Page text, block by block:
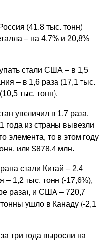
(41,8 тыс. тонн)
– на 4,7% и 20,8%
стали США – в 1,5
– в 1,6 раза (17,1 тыс.
тыс. тонн).
увеличил в 1,7 раза.
года из страны вывезли
элемента, то в этом году
или $878,4 млн.
стали Китай – 2,4
– 1,2 тыс. тонн (-17,6%),
раза), и США – 720,7
ушло в Канаду (-2,1
три года выросли на